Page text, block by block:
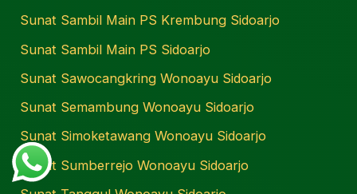
Sunat Sambil Main PS Krembung Sidoarjo
Sunat Sambil Main PS Sidoarjo
Sunat Sawocangkring Wonoayu Sidoarjo
Sunat Semambung Wonoayu Sidoarjo
Sunat Simoketawang Wonoayu Sidoarjo
Sunat Sumberrejo Wonoayu Sidoarjo